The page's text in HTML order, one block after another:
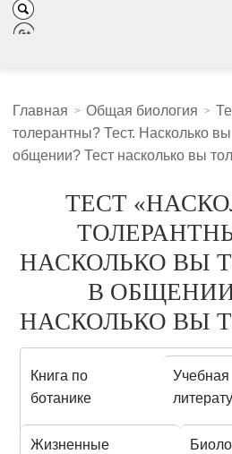
Главная Общая биология
толерантны? Тест. Насколько
общении? Тест насколько вы
ТЕСТ
НАСКОЛЬКО ВЫ
В
НАСКОЛЬКО ВЫ
Книга по
ботанике
Учебная
Жизненные